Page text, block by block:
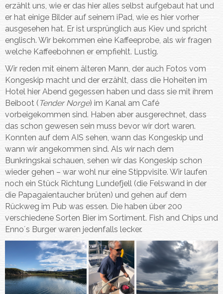
erzählt uns, wie er das hier alles selbst aufgebaut hat und
er hat einige Bilder auf seinem iPad, wie es hier vorher
ausgesehen hat. Er ist ursprünglich aus Kiev und spricht
englisch. Wir bekommen eine Kaffeeprobe, als wir fragen
welche Kaffeebohnen er empfiehlt. Lustig.
Wir reden mit einem älteren Mann, der auch Fotos vom
Kongeskip macht und der erzählt, dass die Hoheiten im
Hotel hier Abend gegessen haben und dass sie mit ihrem
Beiboot ( Tender Norge) im Kanal am Café
vorbeigekommen sind. Haben aber ausgerechnet, dass
das schon gewesen sein muss bevor wir dort waren.
Konnten auf dem AIS sehen, wann das Kongeskip und
wann wir angekommen sind. Als wir nach dem
Bunkringskai schauen, sehen wir das Kongeskip schon
wieder gehen – war wohl nur eine Stippvisite. Wir laufen
noch ein Stück Richtung Lundefjell (die Felswand in der
die Papagaientaucher brüten) und gehen auf dem
Rückweg im Pub was essen. Die haben über 200
verschiedene Sorten Bier im Sortiment. Fish and Chips und
Enno´s Burger waren jedenfalls lecker.